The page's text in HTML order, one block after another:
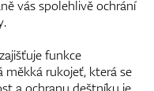
vás spolehlivě ochrání
funkce
rukojeť, která se
a ochranu deštníku je